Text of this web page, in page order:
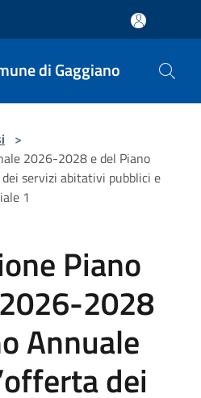
di Gaggiano
>
2026-2028 e del Piano
servizi abitativi pubblici e
1
Piano
2028
Annuale
dei